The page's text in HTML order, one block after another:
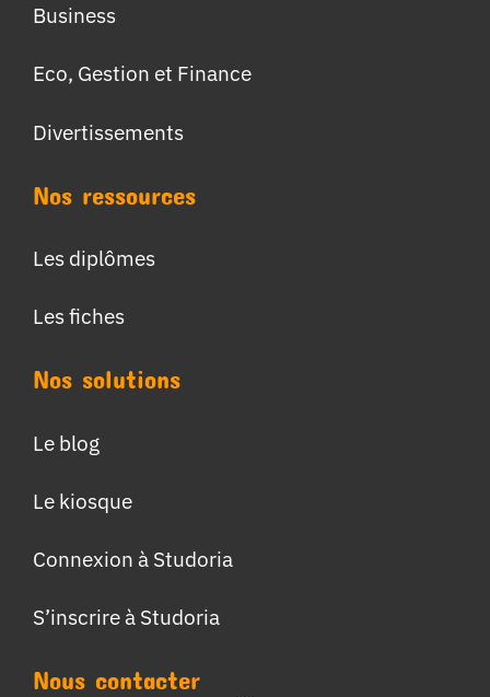
Business
Eco, Gestion et Finance
Divertissements
Nos ressources
Les diplômes
Les fiches
Nos solutions
Le blog
Le kiosque
Connexion à Studoria
S’inscrire à Studoria
Nous contacter